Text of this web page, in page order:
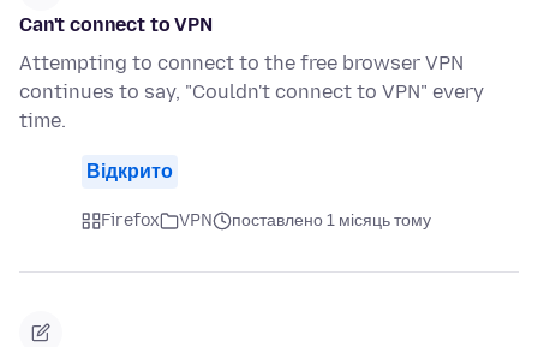
Can't connect to VPN
Attempting to connect to the free browser VPN
continues to say, "Couldn't connect to VPN" every
time.
Відкрито
Firefox VPN поставлено 1 місяць тому